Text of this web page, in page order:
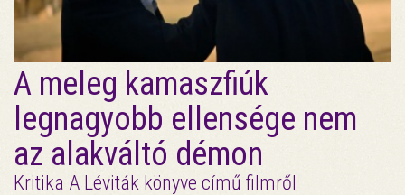
A meleg kamaszfiúk
legnagyobb ellensége nem
az alakváltó démon
Kritika A Léviták könyve című filmről